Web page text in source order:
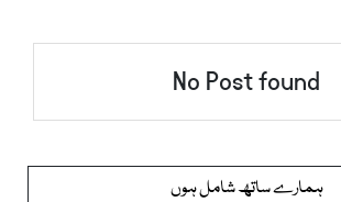
No Post found
ہمارے ساتھ شامل ہوں